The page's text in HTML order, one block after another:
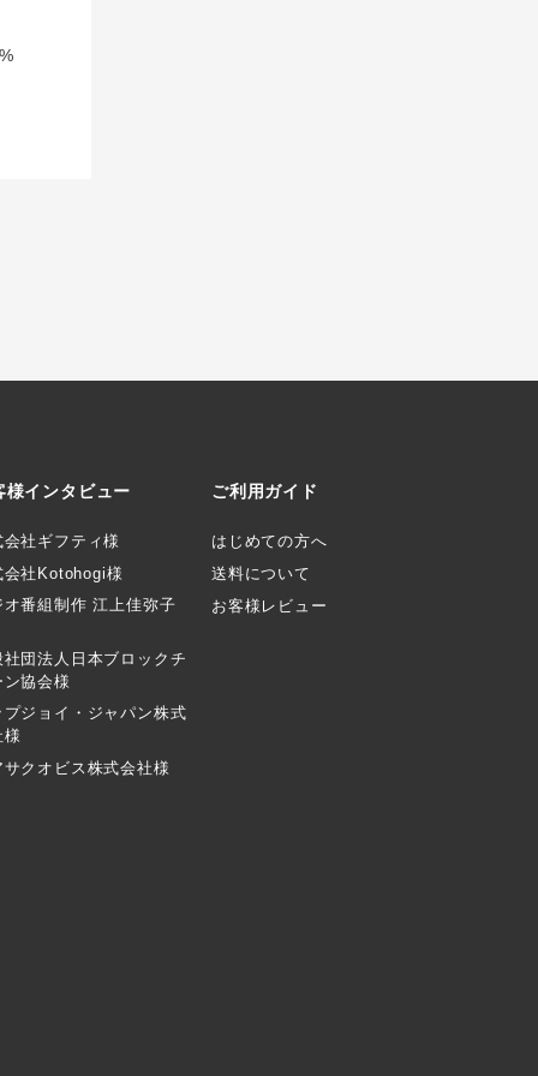
様インタビュー
会社ギフティ様
会社Kotohogi様
オ番組制作 江上佳弥子
社団法人日本ブロックチ
ン協会様
プジョイ・ジャパン株式
様
サクオビス株式会社様
ご利用ガイド
はじめての方へ
送料について
お客様レビュー